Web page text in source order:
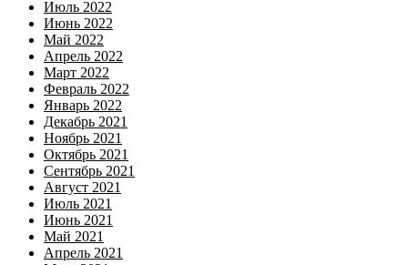
Июль 2022
Июнь 2022
Май 2022
Апрель 2022
Март 2022
Февраль 2022
Январь 2022
Декабрь 2021
Ноябрь 2021
Октябрь 2021
Сентябрь 2021
Август 2021
Июль 2021
Июнь 2021
Май 2021
Апрель 2021